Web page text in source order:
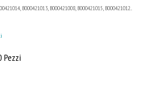
B000421013, B000421008, B000421015, B000421012...
Pezzi